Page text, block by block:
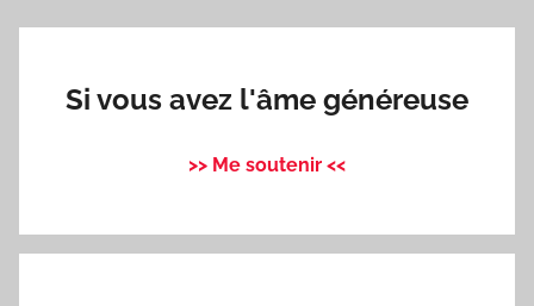
Si vous avez l'âme généreuse
>> Me soutenir <<